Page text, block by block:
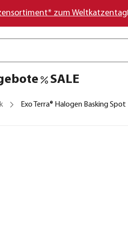
zum Weltkatzentag
SALE
Exo Terra® Halogen Basking Spot